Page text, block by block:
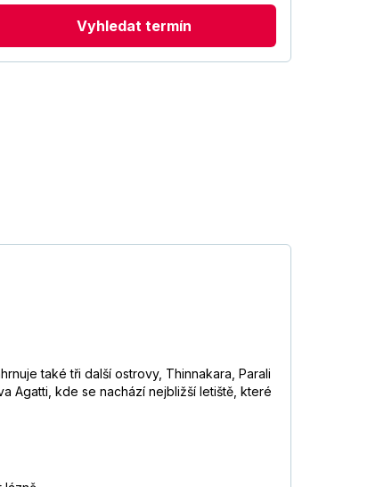
Vyhledat termín
také tři další ostrovy, Thinnakara, Parali
Agatti, kde se nachází nejbližší letiště, které